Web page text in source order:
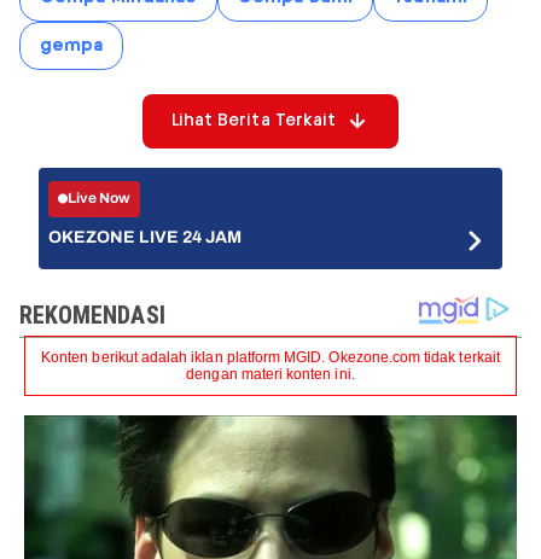
gempa
Lihat Berita Terkait
Live Now
OKEZONE LIVE 24 JAM